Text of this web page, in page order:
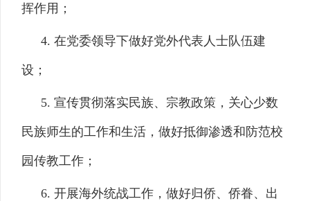
挥作用；
4. 在党委领导下做好党外代表人士队伍建
设；
5. 宣传贯彻落实民族、宗教政策，关心少数
民族师生的工作和生活，做好抵御渗透和防范校
园传教工作；
6. 开展海外统战工作，做好归侨、侨眷、出